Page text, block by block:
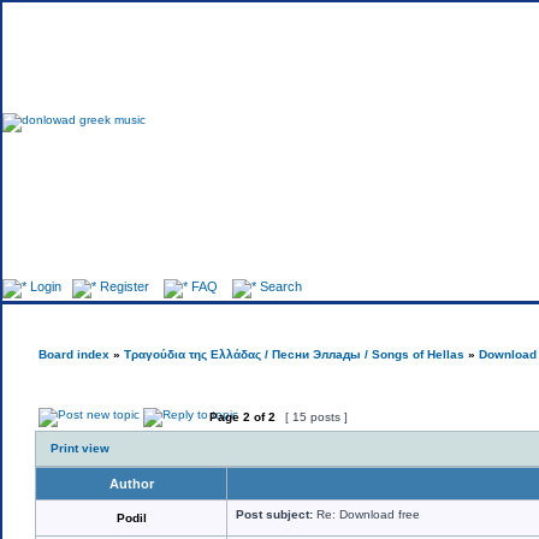
Login Register FAQ Search
Board index » Τραγούδια της Ελλάδας / Песни Эллады / Songs of Hellas »
Page 2 of2 [ 15 posts ]
Print view
Author
Podil Post subject: Re: Download free